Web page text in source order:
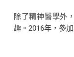
因此，真正的療
心靈的創傷，期
除了精神醫學外
趣。2016年，參
於2018年加入北